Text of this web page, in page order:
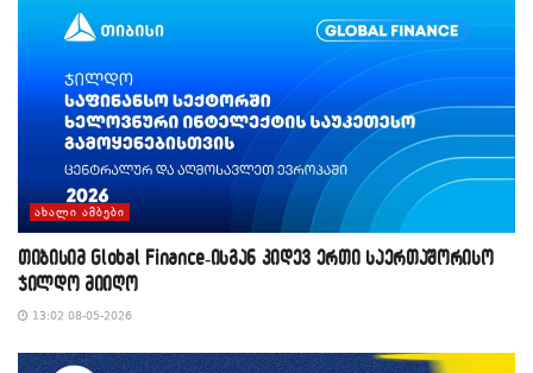
ᲐᲮᲐᲚᲘ ᲐᲛᲑᲔᲑᲘ
თიბისიმ Global Finance-ისგან კიდევ ერთი საერთაშორისო
ჯილდო მიიღო
13:02 08-05-2026